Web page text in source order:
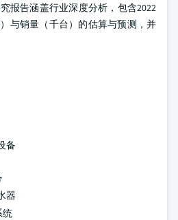
报告涵盖行业深度分析，包含2022
与销量（千台）的估算与预测，并
备
器
统